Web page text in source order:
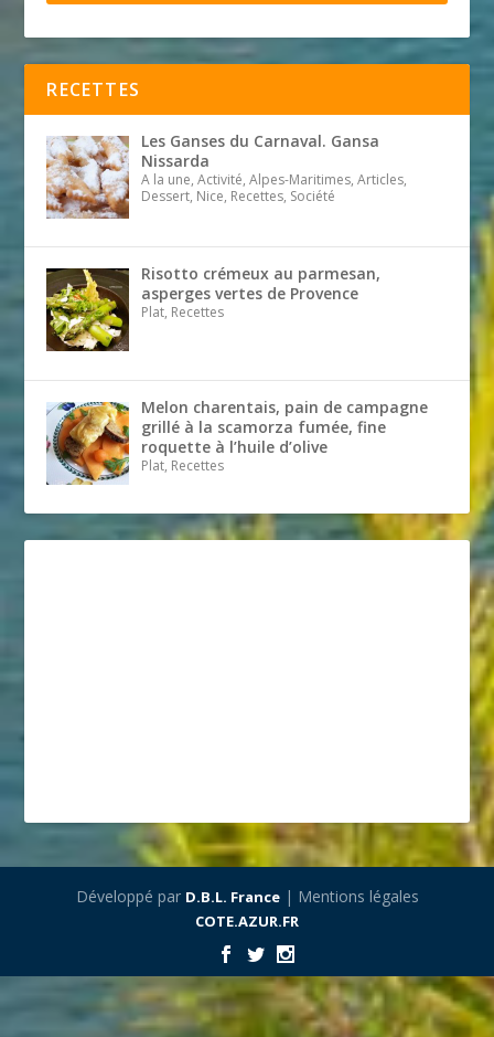
RECETTES
Les Ganses du Carnaval. Gansa
Nissarda
A la une, Activité, Alpes-Maritimes, Articles,
Dessert, Nice, Recettes, Société
Risotto crémeux au parmesan,
asperges vertes de Provence
Plat, Recettes
Melon charentais, pain de campagne
grillé à la scamorza fumée, fine
roquette à l’huile d’olive
Plat, Recettes
Développé par D.B.L. France| Mentions légales
COTE.AZUR.FR